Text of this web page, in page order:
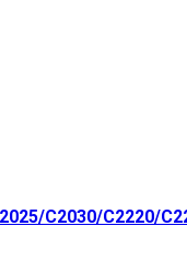
C2030/C2220/